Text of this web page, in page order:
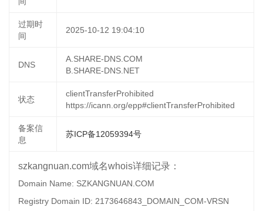
过期时
间
2025-10-12 19:04:10
DNS
A.SHARE-DNS.COM
B.SHARE-DNS.NET
状态
clientTransferProhibited
https://icann.org/epp#clientTransferProhibited
备案信
息
苏ICP备12059394号
szkangnuan.com域名whois详细记录：
Domain Name: SZKANGNUAN.COM
Registry Domain ID: 2173646843_DOMAIN_COM-VRSN